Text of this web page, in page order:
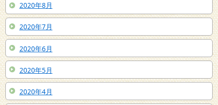
2020年8月
2020年7月
2020年6月
2020年5月
2020年4月